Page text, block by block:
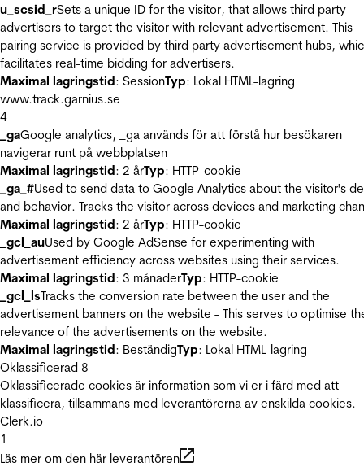
u_scsid_rSets a unique ID for the visitor, that allows third party
advertisers to target the visitor with relevant advertisement. This
pairing service is provided by third party advertisement hubs,
facilitates real-time bidding for advertisers.
Maximal lagringstid: SessionTyp: Lokal HTML-lagring
www.track.garnius.se
4
_gaGoogle analytics, _ga används för att förstå hur besökaren
navigerar runt på webbplatsen
Maximal lagringstid: 2 årTyp: HTTP-cookie
_ga_#Used to send data to Google Analytics about the visitor's
and behavior. Tracks the visitor across devices and marketing
Maximal lagringstid: 2 årTyp: HTTP-cookie
_gcl_auUsed by Google AdSense for experimenting with
advertisement efficiency across websites using their services.
Maximal lagringstid: 3 månaderTyp: HTTP-cookie
_gcl_lsTracks the conversion rate between the user and the
advertisement banners on the website - This serves to optimise
relevance of the advertisements on the website.
Maximal lagringstid: BeständigTyp: Lokal HTML-lagring
Oklassificerad 8
Oklassificerade cookies är information som vi er i färd med att
klassificera, tillsammans med leverantörerna av enskilda cookies.
Clerk.io
1
Läs mer om den här leverantören